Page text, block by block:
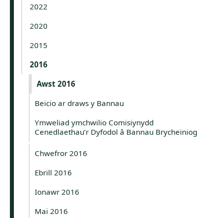
2022
2020
2015
2016
Awst 2016
Beicio ar draws y Bannau
Ymweliad ymchwilio Comisiynydd
Cenedlaethau’r Dyfodol â Bannau Brycheiniog
Chwefror 2016
Ebrill 2016
Ionawr 2016
Mai 2016